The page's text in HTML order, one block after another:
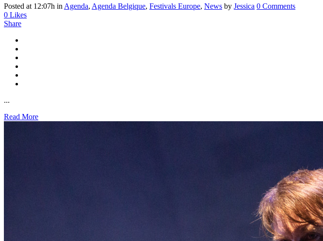
Posted at 12:07h in Agenda, Agenda Belgique, Festivals Europe, News by Jessica 0 Comments
0 Likes
Share
...
Read More